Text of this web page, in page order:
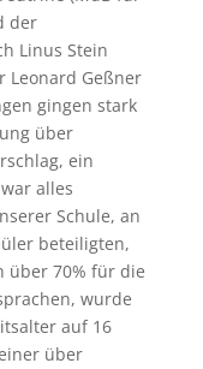
der
Linus Stein
Leonard Geßner
gingen stark
über
ein
alles
Schule, an
beteiligten,
über 70% für die
wurde
auf 16
über